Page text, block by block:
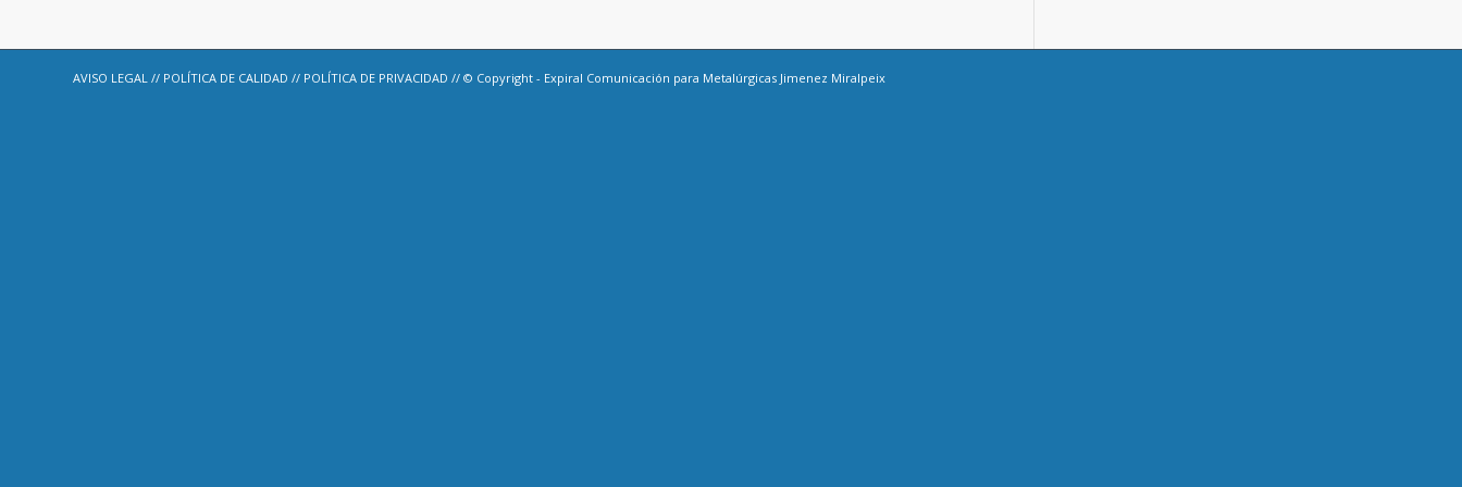
AVISO LEGAL // POLÍTICA DE CALIDAD // POLÍTICA DE PRIVACIDAD // © Copyright - Expiral Comunicación para Metalúrgicas Jimenez Miralpeix